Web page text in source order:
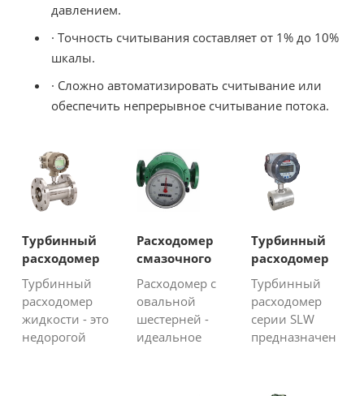
давлением.
· Точность считывания составляет от 1% до 10%
шкалы.
· Сложно автоматизировать считывание или
обеспечить непрерывное считывание потока.
Турбинный
расходомер
жидкости с
протоколом
Hart
Турбинный
расходомер
жидкости - это
недорогой
Расходомер
смазочного
масла
Расходомер с
овальной
шестерней -
идеальное
Турбинный
расходомер
вафельной
жидкости
Турбинный
расходомер
серии SLW
предназначен
расхода